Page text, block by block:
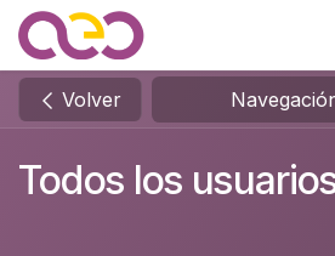
Ir al contenido
Volver
Todos los